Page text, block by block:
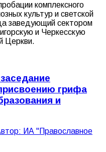
комплексного
культур и светской
заведующий сектором
и Черкесскую
Церкви.
грифа
и
ИА "Православное